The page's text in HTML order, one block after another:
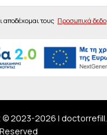
αποδέχομαι τους Προσωπικά
© 2023-2026 |